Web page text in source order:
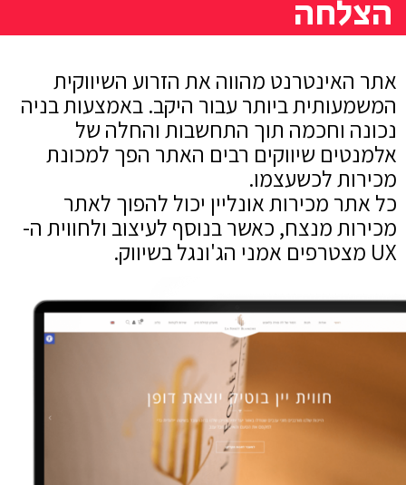
הצלחה
אתר האינטרנט מהווה את הזרוע השיווקית
המשמעותית ביותר עבור היקב. באמצעות בניה
נכונה וחכמה תוך התחשבות והחלה של
אלמנטים שיווקים רבים האתר הפך למכונת
מכירות לכשעצמו.
כל אתר מכירות אונליין יכול להפוך לאתר
מכירות מנצח, כאשר בנוסף לעיצוב ולחווית ה-
UX מצטרפים אמני הג'ונגל בשיווק.